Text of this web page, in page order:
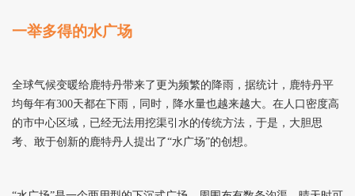
一举多得的水广场
全球气候变暖给鹿特丹带来了更为频繁的降雨，据统计，鹿特丹平
均每年有300天都在下雨，同时，降水量也越来越大。在人口密度高
的市中心区域，已经无法用挖渠引水的传统方法，于是，大胆思
考、敢于创新的鹿特丹人提出了“水广场”的创想。